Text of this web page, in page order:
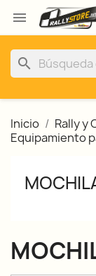

search
Inicio Rally y
Equipamiento